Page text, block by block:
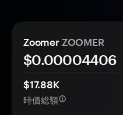
Zoomer ZOOMER
$0.00004406
$17.88K
時価総額